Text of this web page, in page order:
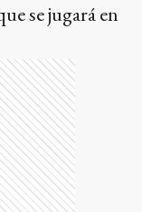
se jugará en